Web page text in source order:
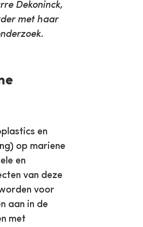
Dekoninck,
met haar
en
op mariene
en
van deze
voor
aan in de
met